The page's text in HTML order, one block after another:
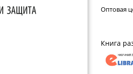
Оптовая
Книга